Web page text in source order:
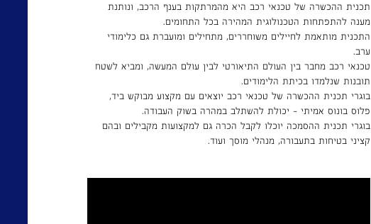
תכנית ההכשרה של טכנאי רכב היא מהמרתקות בענף הרכב, ונותנת
מענה להתפתחות הטכנולוגית המהירה בכל התחומים.
התכנית מותאמת לחיילים משוחררים, מתחילים ומועברת גם כלימודי
ערב.
טכנאי רכב מחבר בין העולם התיאורטי לבין עולם המעשה, ומביא לשטח
תובנות שנלמדו בכיתת הלימודים.
בוגרי תכנית ההכשרה של טכנאי רכב יוצאים עם מקצוע מבוקש ביד,
פלוס בונוס אמיתי – יכולת להשתלב במהרה בשוק העבודה.
בוגרי תכנית ההסמכה יוכלו לקבל הכרה גם למקצועות מקבילים ובהם
קציני בטיחות בתעבורה, מנהלי מוסך ועוד.